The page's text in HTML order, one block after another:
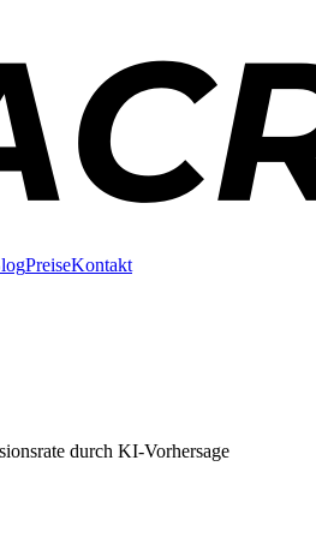
PreiseKontakt
durch KI-Vorhersage